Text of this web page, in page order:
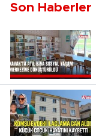
Son Haberler